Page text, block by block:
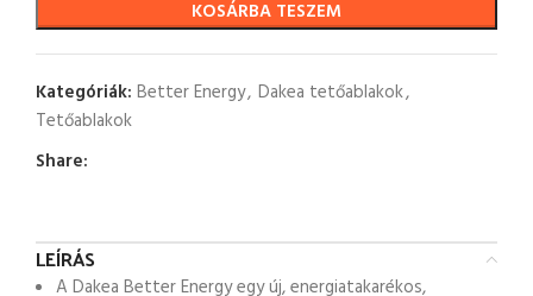
KOSÁRBA TESZEM
Kategóriák: Better Energy, Dakea tetőablakok,
Tetőablakok
Share:
LEÍRÁS
A Dakea Better Energy egy új, energiatakarékos,